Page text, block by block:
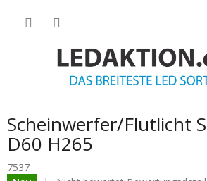
Scheinwerfer/Flutlicht
D60 H265
7537